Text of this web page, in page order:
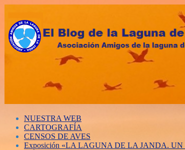
NUESTRA WEB
CARTOGRAFÍA
CENSOS DE AVES
Exposición «LA LAGUNA DE LA JANDA.